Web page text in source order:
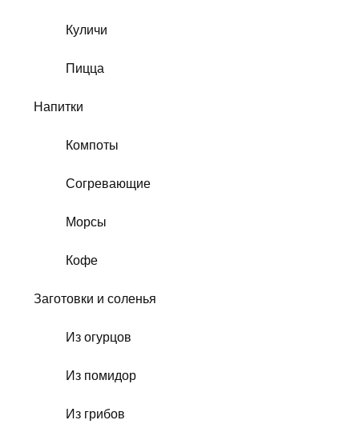
Куличи
Пицца
Напитки
Компоты
Согревающие
Морсы
Кофе
Заготовки и соленья
Из огурцов
Из помидор
Из грибов